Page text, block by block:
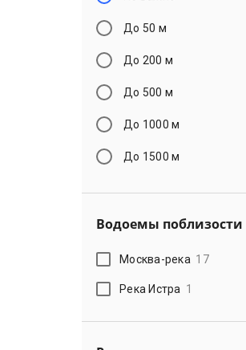
До 50 м
До 200 м
До 500 м
До 1000 м
До 1500 м
Водоемы поблизости
Москва-река 17
Река Истра 1